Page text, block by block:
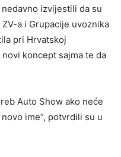
izvijestili da su
a i Grupacije uvoznika
pri Hrvatskoj
koncept sajma te da
Auto Show ako neće
ime”, potvrdili su u